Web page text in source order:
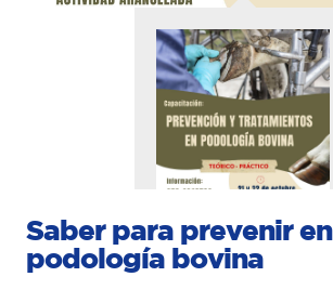
Saber para prevenir en
podología bovina